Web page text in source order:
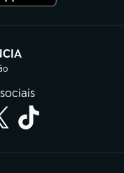
nova aba)